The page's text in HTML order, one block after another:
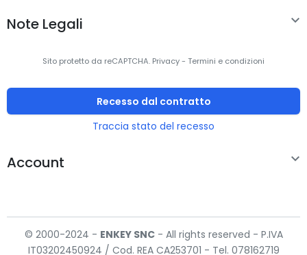
Frequenza cuffia
Sensibilità cuffia 108 dB
Tipo di magnete Ferrite
3,2 cm
Microfono
Note Legali 
Sito protetto da reCAPTCHA. Privacy- Termini e condizioni
Recesso dal contratto
Traccia stato del recesso
Account 
© 2000-2024 - ENKEYSNC- All rights reserved - P.IVA
IT03202450924 / Cod. REA CA253701 - Tel. 078162719